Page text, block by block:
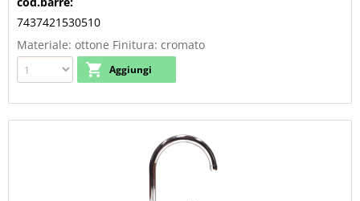
7437421530510
Materiale: ottone Finitura: cromato